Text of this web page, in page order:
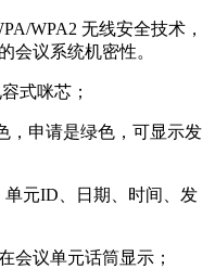
WPA2 无线安全技术，
会议系统机密性。
式咪芯；
，申请是绿色，可显示发
单元ID、日期、时间、发
会议单元话筒显示；